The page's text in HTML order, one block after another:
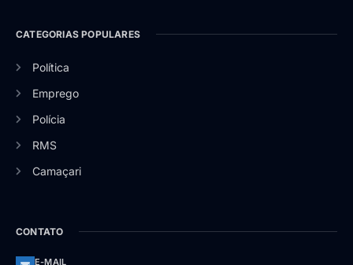
CATEGORIAS POPULARES
Política
Emprego
Polícia
RMS
Camaçari
CONTATO
E-MAIL